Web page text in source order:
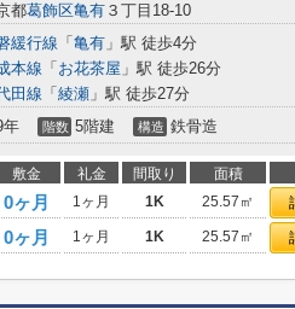
都葛飾区亀有 ３丁目18-10
緩行線 「 亀有 」駅 徒歩4分
本線 「 お花茶屋 」駅 徒歩26分
田線 「 綾瀬 」駅 徒歩27分
年 階数 5階建 構造 鉄骨造
敷金 礼金 間取り 面積
0ヶ月 1ヶ月 1K 25.57㎡
0ヶ月 1ヶ月 1K 25.57㎡